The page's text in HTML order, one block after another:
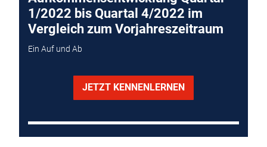
1/2022 bis Quartal 4/2022 im
Vergleich zum Vorjahreszeitraum
Ein Auf und Ab
JETZT KENNENLERNEN